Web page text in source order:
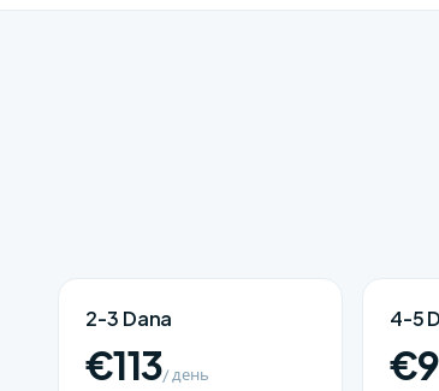
2-3 Dana
€113/ день
4-5